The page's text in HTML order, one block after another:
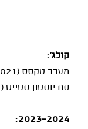
קולג':
סם יוסטון סטייט (2022-2023)
2023-2024: